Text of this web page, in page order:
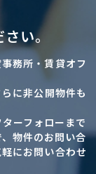
い。
務所・賃貸オフ
に非公開物件も
ーフォローまで
物件のお問い合
にお問い合わせ